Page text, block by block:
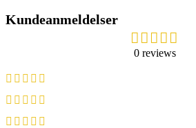
Kundeanmeldelser
0 reviews